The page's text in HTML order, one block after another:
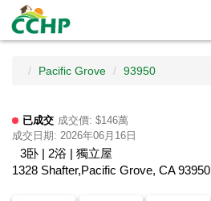
Pacific Grove 93950
已成交 成交價: $146萬
成交日期: 2026年06月16日
3卧 | 2浴 | 獨立屋
1328 Shafter,Pacific Grove, CA 93950